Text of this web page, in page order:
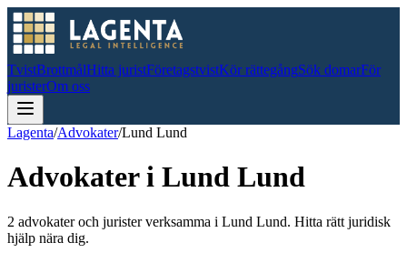
TvistBrottmålHitta juristFöretagstvistKör rättegångSök domarFör
juristerOm oss
Lagenta/Advokater/Lund Lund
Advokater i Lund Lund
2 advokater och jurister verksamma i Lund Lund. Hitta rätt juridisk
hjälp nära dig.